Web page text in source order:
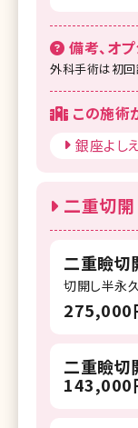
備考、オプ
外科手術は初
この施術
銀座よし
二重切開
二重瞼切
切開し半永
275,000
二重瞼切
143,000